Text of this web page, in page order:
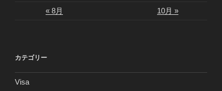
« 8月 10月 »
カテゴリー
Visa